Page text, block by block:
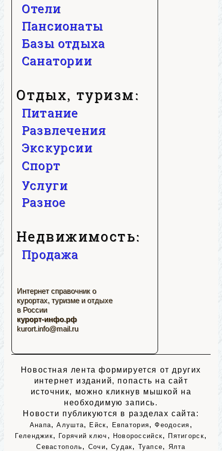
Отели
Пансионаты
Базы отдыха
Санатории
Отдых, туризм:
Питание
Развлечения
Экскурсии
Спорт
Услуги
Разное
Недвижимость:
Продажа
Интернет справочник о
курортах, туризме и отдыхе
в России
курорт-инфо.рф
kurort.info@mail.ru
Новостная лента формируется от других
интернет изданий, попасть на сайт
источник, можно кликнув мышкой на
необходимую запись.
Новости публикуются в разделах сайта:
Анапа,Алушта, Ейск, Евпатория,Феодосия ,
Геленджик, Горячий ключ , Новороссийск, Пятигорск,
Севастополь, Сочи, Судак, Туапсе, Ялта